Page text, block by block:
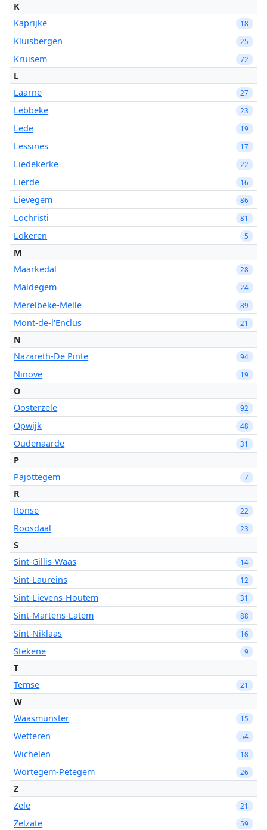
K
Kaprijke
18
Kluisbergen 25
Kruisem 72
L
Laarne
27
Lebbeke 23
Lede 19
Lessines 17
Liedekerke 22
Lierde 16
Lievegem 86
Lochristi 81
Lokeren 5
M
Maarkedal
28
Maldegem 24
Merelbeke-Melle 89
Mont-de-l'Enclus 21
N
Nazareth-De Pinte
94
Ninove 19
O
Oosterzele
92
Opwijk 48
Oudenaarde 31
P
Pajottegem
7
R
Ronse
22
Roosdaal 23
S
Sint-Gillis-Waas
14
Sint-Laureins 12
Sint-Lievens-Houtem 31
Sint-Martens-Latem 88
Sint-Niklaas 16
Stekene 9
T
Temse
21
W
Waasmunster
15
Wetteren 54
Wichelen 18
Wortegem-Petegem 26
Z
Zele
21
Zelzate 59